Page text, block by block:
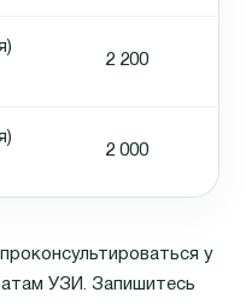
2 200
2 000
у
УЗИ. Запишитесь